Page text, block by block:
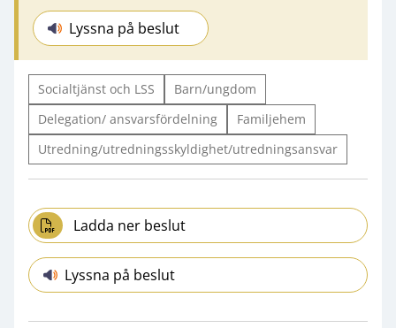
Lyssna på beslut
Socialtjänst och LSS
Barn/ungdom
Delegation/ ansvarsfördelning
Familjehem
Utredning/utredningsskyldighet/utredningsansvar
Ladda ner beslut
Lyssna på beslut